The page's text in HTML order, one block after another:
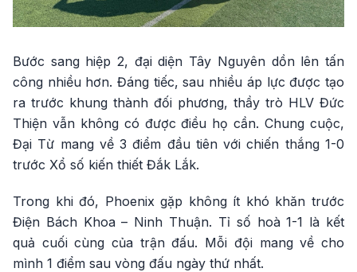
Bước sang hiệp 2, đại diện Tây Nguyên dồn lên tấn
công nhiều hơn. Đáng tiếc, sau nhiều áp lực được tạo
ra trước khung thành đối phương, thầy trò HLV Đức
Thiện vẫn không có được điều họ cần. Chung cuộc,
Đại Từ mang về 3 điểm đầu tiên với chiến thắng 1-0
trước Xổ số kiến thiết Đắk Lắk.
Trong khi đó, Phoenix gặp không ít khó khăn trước
Điện Bách Khoa – Ninh Thuận. Tỉ số hoà 1-1 là kết
quả cuối cùng của trận đấu. Mỗi đội mang về cho
mình 1 điểm sau vòng đấu ngày thứ nhất.